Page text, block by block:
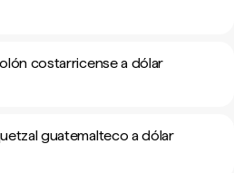
costarricense a dólar
guatemalteco a dólar